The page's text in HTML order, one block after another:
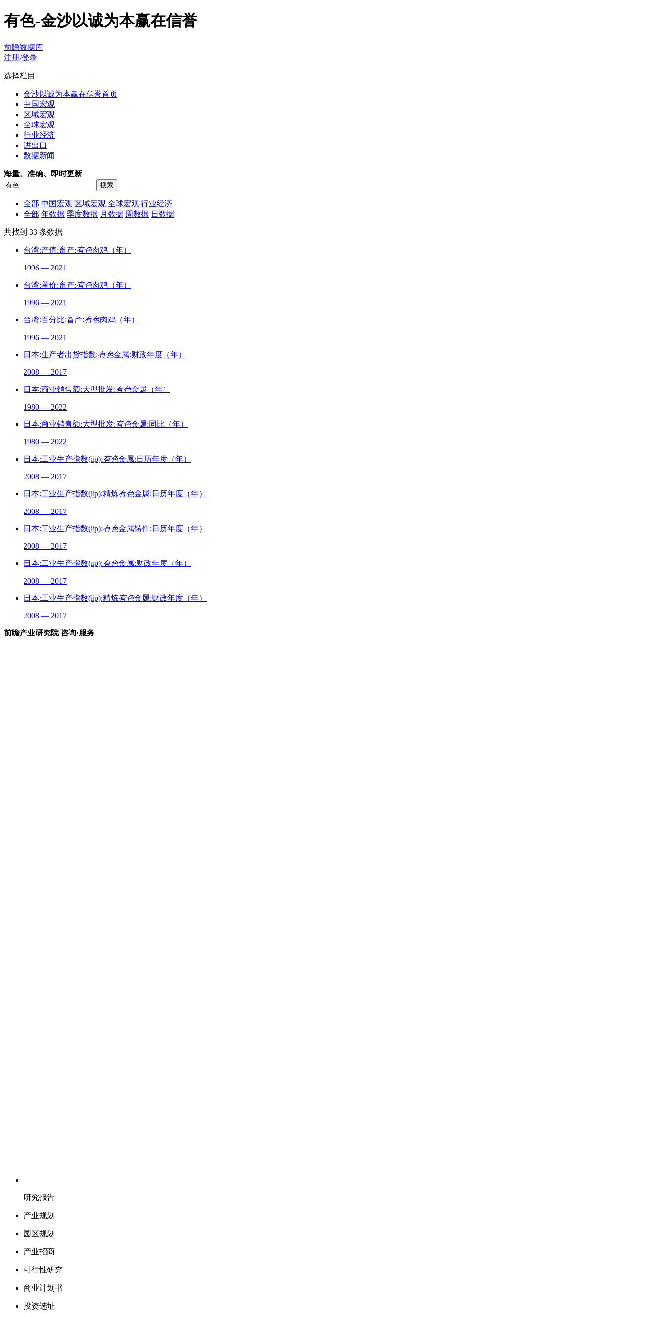
有色-金沙以诚为本赢在信誉
前瞻数据库
注册/登录
选择栏目
金沙以诚为本赢在信誉首页
中国宏观
区域宏观
全球宏观
行业经济
进出口
数据新闻
海量、准确、即时更新
全部 中国宏观 区域宏观 全球宏观 行业经济
全部 年数据 季度数据 月数据 周数据 日数据
共找到 33 条数据
台湾:产值:畜产:有色肉鸡（年）
1996 — 2021
台湾:单价:畜产:有色肉鸡（年）
1996 — 2021
台湾:百分比:畜产:有色肉鸡（年）
1996 — 2021
日本:生产者出货指数:有色金属:财政年度（年）
2008 — 2017
日本:商业销售额:大型批发:有色金属（年）
1980 — 2022
日本:商业销售额:大型批发:有色金属:同比（年）
1980 — 2022
日本:工业生产指数(iip):有色金属:日历年度（年）
2008 — 2017
日本:工业生产指数(iip):精炼有色金属:日历年度（年）
2008 — 2017
日本:工业生产指数(iip):有色金属铸件:日历年度（年）
2008 — 2017
日本:工业生产指数(iip):有色金属:财政年度（年）
2008 — 2017
日本:工业生产指数(iip):精炼有色金属:财政年度（年）
2008 — 2017
前瞻产业研究院 咨询·服务
研究报告
产业规划
园区规划
产业招商
可行性研究
商业计划书
投资选址